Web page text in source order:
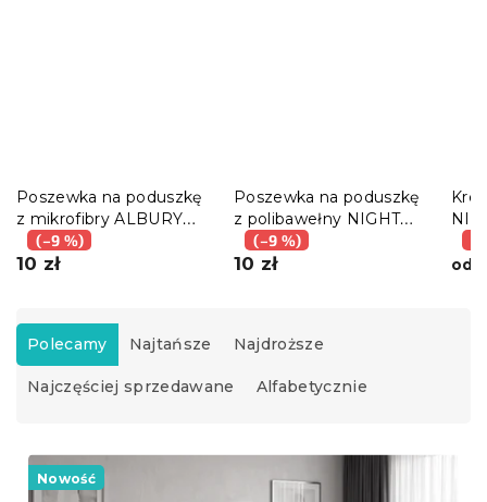
Poszewka na poduszkę
z mikrofibry ALBURY
45x45 cm, czerwona
(–9 %)
10 zł
Poszewka na poduszkę
z polibawełny NIGHT
SKY POLY 70x90 cm,
turkusowy
(–9 %)
10 zł od
S
o
r
n
Polecamy Najtańsze Najdroższe
Najczęściej sprzedawane Alfabetycznie
L
Nowość